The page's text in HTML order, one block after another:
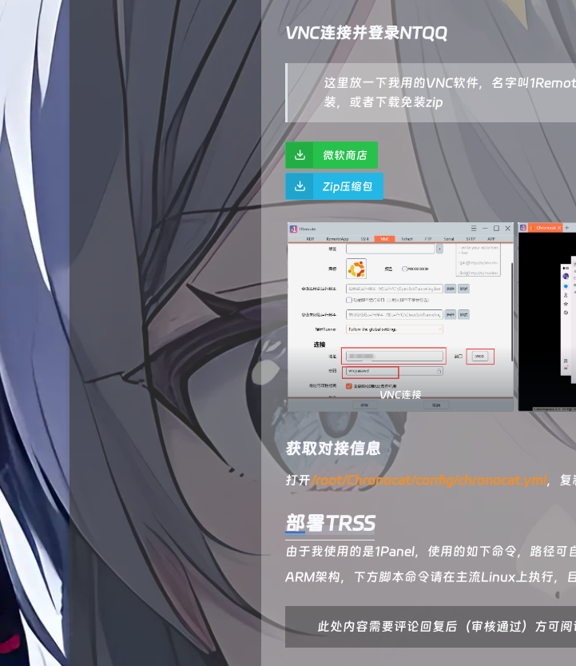
LINUX DO
qiaoqiao's blog
WJQSERVER博客
懋和道人
六月是只猫
钧言极客
拾光博客
Forever
良生网
浪海导航
伞菌の博客
云云星羽
VNC连接并登录NTQQ
这里放一下我用的VNC软件，名字叫
装，或者下载免装zip
微软商店
Zip压缩包
VNC连接
获取对接信息
打开/root/Chronocat/config/chronocat.yml，复
部署TRSS
由于我使用的是1Panel，使用的如下命令，路径可
ARM架构，下方脚本命令请在主流Linux上执行，
此处内容需要评论回复后（审核通过）方可阅